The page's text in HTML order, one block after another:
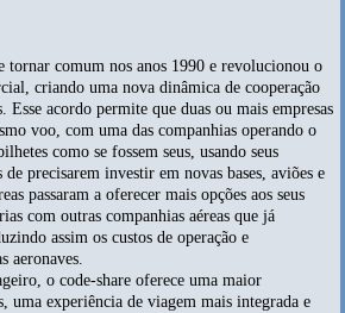
tornar comum nos anos 1990 e revolucionou o
criando uma nova dinâmica de cooperação
Esse acordo permite que duas ou mais empresas
voo, com uma das companhias operando o
como se fossem seus, usando seus
precisarem investir em novas bases, aviões e
passaram a oferecer mais opções aos seus
com outras companhias aéreas que já
assim os custos de operação e
aeronaves.
o code-share oferece uma maior
uma experiência de viagem mais integrada e